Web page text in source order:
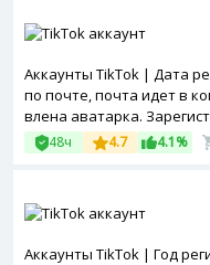
Аккаунты TikTok | Дата
по почте, почта идет в
влена аватарка.
48ч 4.7 4.1%
Аккаунты TikTok | Год